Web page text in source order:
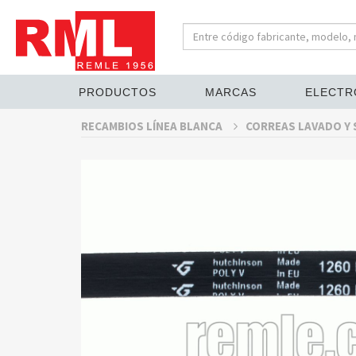
PRODUCTOS MARCAS
RECAMBIOS LÍNEA BLANCA CORREAS LAVADO Y